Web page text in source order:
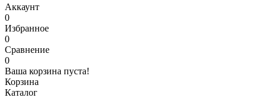
Аккаунт
0
Избранное
0
Сравнение
0
Ваша корзина пуста!
Корзина
Каталог